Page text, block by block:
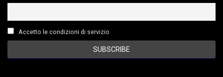
Accetto le condizioni di servizio